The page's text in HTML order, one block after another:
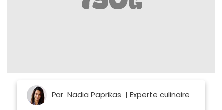
Par Nadia Paprikas | Experte culinaire